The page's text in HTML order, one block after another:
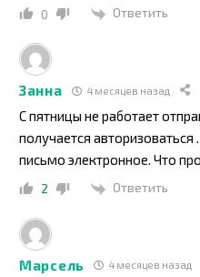
0 Ответить
Занна 4 месяцев назад
С пятницы не работает
получается авторизоваться
письмо электронное. Что
2 Ответить
Марсель 4 месяцев назад